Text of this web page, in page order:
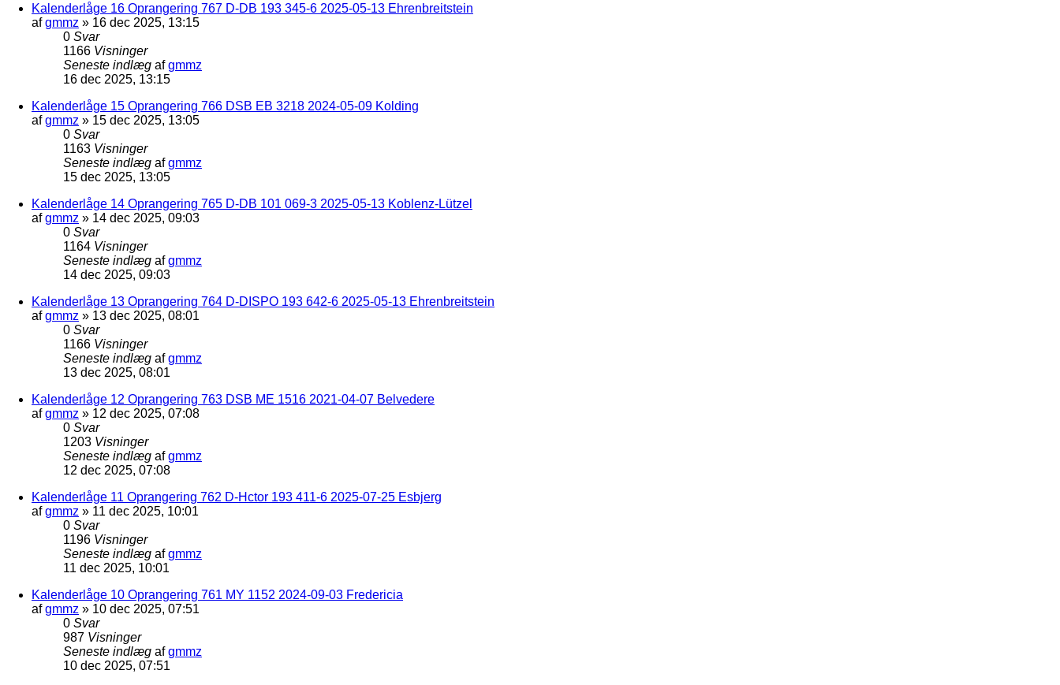
Kalenderlåge 16 Oprangering 767 D-DB 193 345-6 2025-05-13 Ehrenbreitstein
afgmmz » 16 dec 2025, 13:15
0 Svar
1166 Visninger
Seneste indlæg afgmmz
16 dec 2025, 13:15
Kalenderlåge 15 Oprangering 766 DSB EB 3218 2024-05-09 Kolding
afgmmz » 15 dec 2025, 13:05
0 Svar
1163 Visninger
Seneste indlæg afgmmz
15 dec 2025, 13:05
Kalenderlåge 14 Oprangering 765 D-DB 101 069-3 2025-05-13 Koblenz-Lützel
afgmmz » 14 dec 2025, 09:03
0 Svar
1164 Visninger
Seneste indlæg afgmmz
14 dec 2025, 09:03
Kalenderlåge 13 Oprangering 764 D-DISPO 193 642-6 2025-05-13 Ehrenbreitstein
afgmmz » 13 dec 2025, 08:01
0 Svar
1166 Visninger
Seneste indlæg afgmmz
13 dec 2025, 08:01
Kalenderlåge 12 Oprangering 763 DSB ME 1516 2021-04-07 Belvedere
afgmmz » 12 dec 2025, 07:08
0 Svar
1203 Visninger
Seneste indlæg afgmmz
12 dec 2025, 07:08
Kalenderlåge 11 Oprangering 762 D-Hctor 193 411-6 2025-07-25 Esbjerg
afgmmz » 11 dec 2025, 10:01
0 Svar
1196 Visninger
Seneste indlæg afgmmz
11 dec 2025, 10:01
Kalenderlåge 10 Oprangering 761 MY 1152 2024-09-03 Fredericia
afgmmz » 10 dec 2025, 07:51
0 Svar
987 Visninger
Seneste indlæg afgmmz
10 dec 2025, 07:51